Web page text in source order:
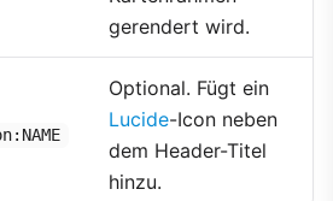
gerendert wird.
Optional. Fügt ein
Lucide-Icon neben
dem Header-Titel
hinzu.